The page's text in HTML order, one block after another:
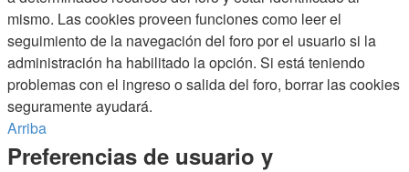
mismo. Las cookies proveen funciones como leer el
seguimiento de la navegación del foro por el usuario si la
administración ha habilitado la opción. Si está teniendo
problemas con el ingreso o salida del foro, borrar las cookies
seguramente ayudará.
Arriba
Preferencias de usuario y